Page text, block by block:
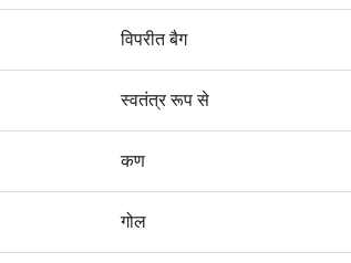
विपरीत बैग
स्वतंत्र रूप से
कण
गोल